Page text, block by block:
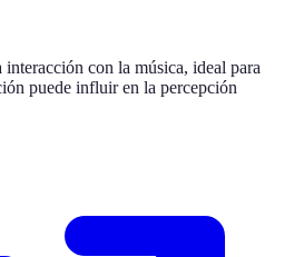
con la música, ideal para
puede influir en la percepción